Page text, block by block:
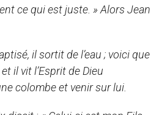
ce qui est juste. » Alors Jean
il sortit de l’eau ; voici que
il vit l’Esprit de Dieu
colombe et venir sur lui.